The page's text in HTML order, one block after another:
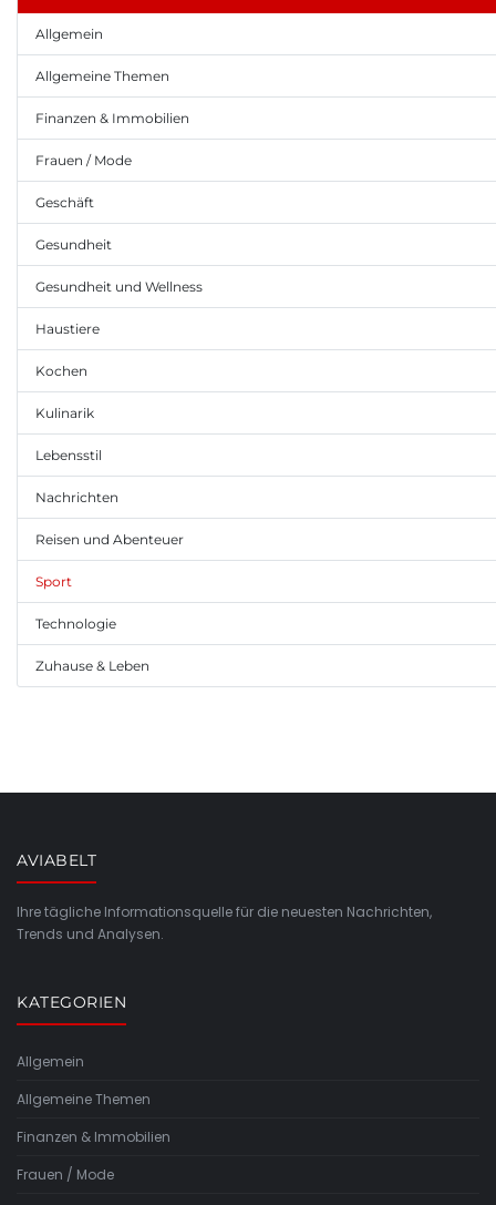
Allgemein
Allgemeine Themen
Finanzen & Immobilien
Frauen / Mode
Geschäft
Gesundheit
Gesundheit und Wellness
Haustiere
Kochen
Kulinarik
Lebensstil
Nachrichten
Reisen und Abenteuer
Sport
Technologie
Zuhause & Leben
AVIABELT
Ihre tägliche Informationsquelle für die neuesten Nachrichten,
Trends und Analysen.
KATEGORIEN
Allgemein
Allgemeine Themen
Finanzen & Immobilien
Frauen / Mode